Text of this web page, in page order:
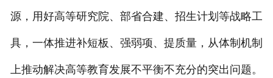
源，用好高等研究院、部省合建、招生计划等战略工
具，一体推进补短板、强弱项、提质量，从体制机制
上推动解决高等教育发展不平衡不充分的突出问题。